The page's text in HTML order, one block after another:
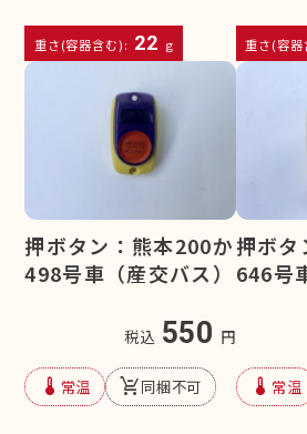
重さ(容器含む): 22 g 重さ(容器
押ボタン：熊本200か
498号車（産交バス）
税込 550 円
device_thermostat 常温 remove_shopping_cart同梱不可
押ボ
646号
device_thermostat 常温